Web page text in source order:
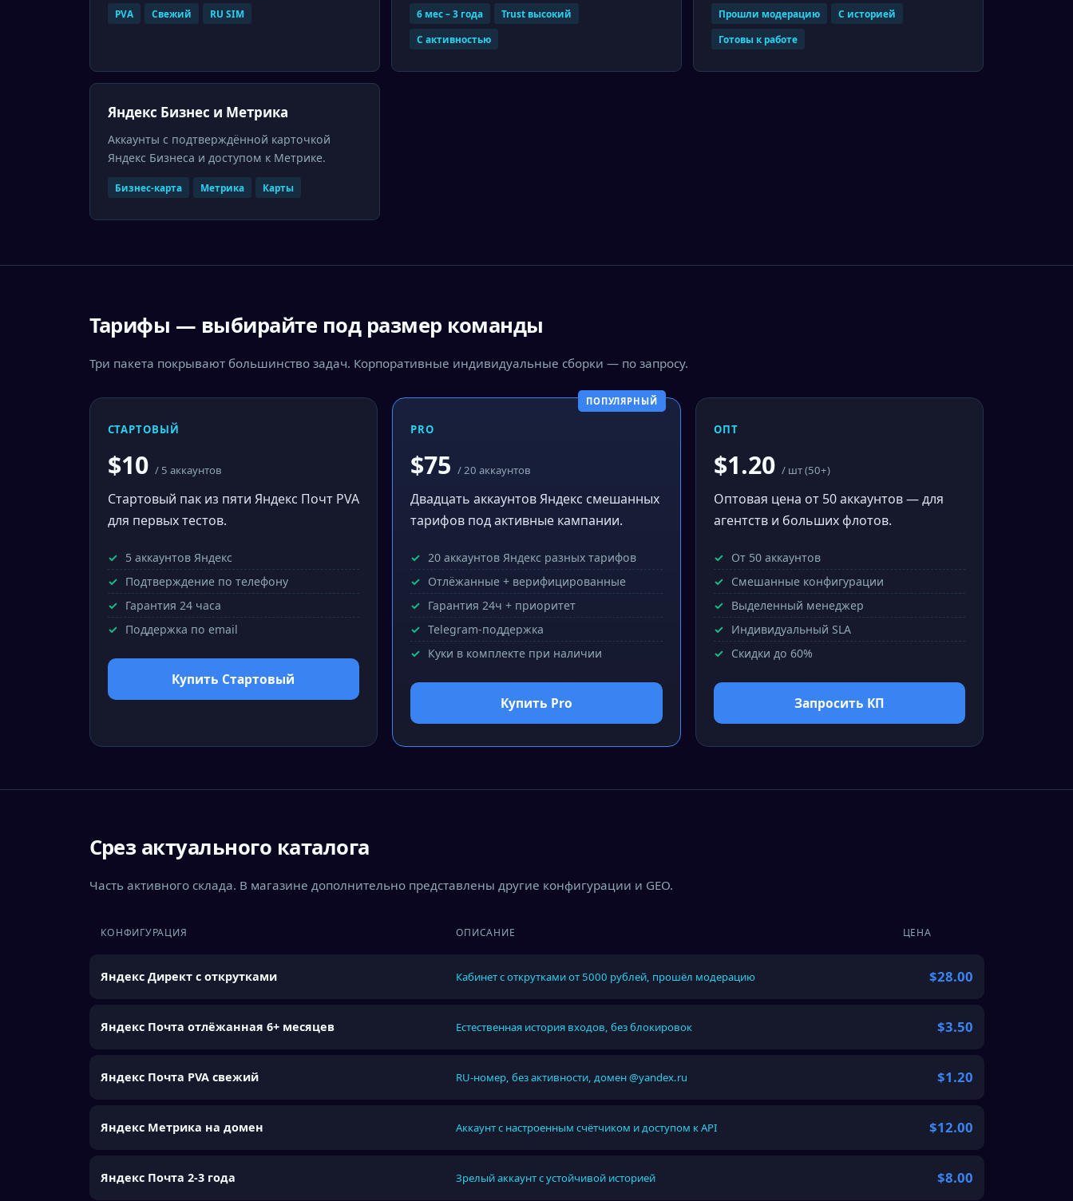
PVA Свежий RU SIM 6 мес – 3 года
Trust высокий
С активностью
Прошли модерацию
С историей
Готовы к работе
Яндекс Бизнес и Метрика
Аккаунты с подтверждённой карточкой
Яндекс Бизнеса и доступом к Метрике.
Бизнес-карта Метрика Карты
Тарифы — выбирайте под размер команды
Три пакета покрывают большинство задач. Корпоративные индивидуальные сборки — по запросу.
СТАРТОВЫЙ
$10 / 5 аккаунтов
Стартовый пак из пяти Яндекс Почт PVA
для первых тестов.
5 аккаунтов Яндекс
Подтверждение по телефону
Гарантия 24 часа
Поддержка по email
Купить Стартовый
ПОПУЛЯРНЫЙ
PRO
$75/ 20 аккаунтов
Двадцать аккаунтов Яндекс смешанных
тарифов под активные кампании.
20 аккаунтов Яндекс разных тарифов
Отлёжанные + верифицированные
Гарантия 24ч + приоритет
Telegram-поддержка
Куки в комплекте при наличии
Купить Pro
ОПТ
$1.20 / шт (50+)
Оптовая цена от 50 аккаунтов — для
агентств и больших флотов.
От 50 аккаунтов
Смешанные конфигурации
Выделенный менеджер
Индивидуальный SLA
Скидки до 60%
Запросить КП
Срез актуального каталога
Часть активного склада. В магазине дополнительно представлены другие конфигурации и GEO.
КОНФИГУРАЦИЯ ОПИСАНИЕ ЦЕНА
Яндекс Директ с открутками Кабинет с открутками от 5000 рублей, прошёл модерацию $28.00
Яндекс Почта отлёжанная 6+ месяцев Естественная история входов, без блокировок $3.50
Яндекс Почта PVA свежий RU-номер, без активности, домен @yandex.ru $1.20
Яндекс Метрика на домен Аккаунт с настроенным счётчиком и доступом к API $12.00
Яндекс Почта 2-3 года Зрелый аккаунт с устойчивой историей $8.00